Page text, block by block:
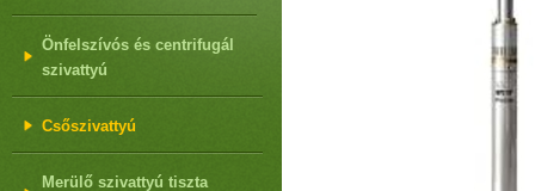
Önfelszívós és centrifugál
szivattyú
Csőszivattyú
Merülő szivattyú tiszta